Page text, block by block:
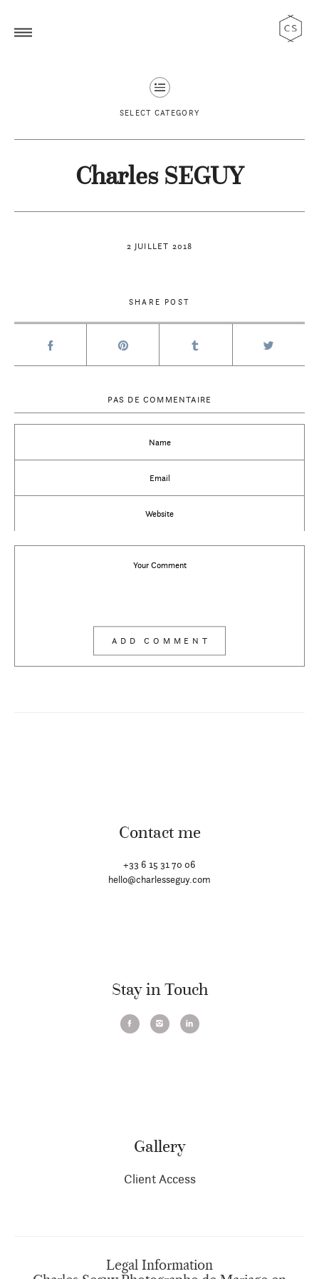
SELECT CATEGORY
2 JUILLET 2018
Charles SEGUY
SHARE POST
PAS DE COMMENTAIRE
Contact me
+33 6 15 31 70 06
hello@charlesseguy.com
Stay in Touch
Gallery
Client Access
Legal Information